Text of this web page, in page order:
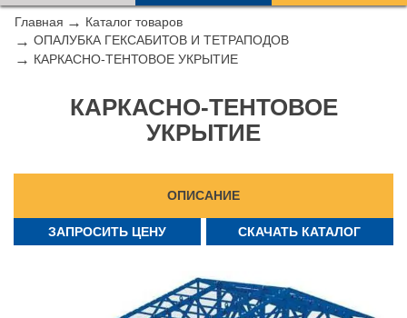
Главная
Каталог товаров
ОПАЛУБКА ГЕКСАБИТОВ И ТЕТРАПОДОВ
КАРКАСНО-ТЕНТОВОЕ УКРЫТИЕ
КАРКАСНО-ТЕНТОВОЕ
УКРЫТИЕ
ОПИСАНИЕ
ЗАПРОСИТЬ ЦЕНУ СКАЧАТЬ КАТАЛОГ